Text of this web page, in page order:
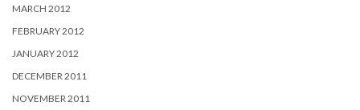
MARCH 2012
FEBRUARY 2012
JANUARY 2012
DECEMBER 2011
NOVEMBER 2011